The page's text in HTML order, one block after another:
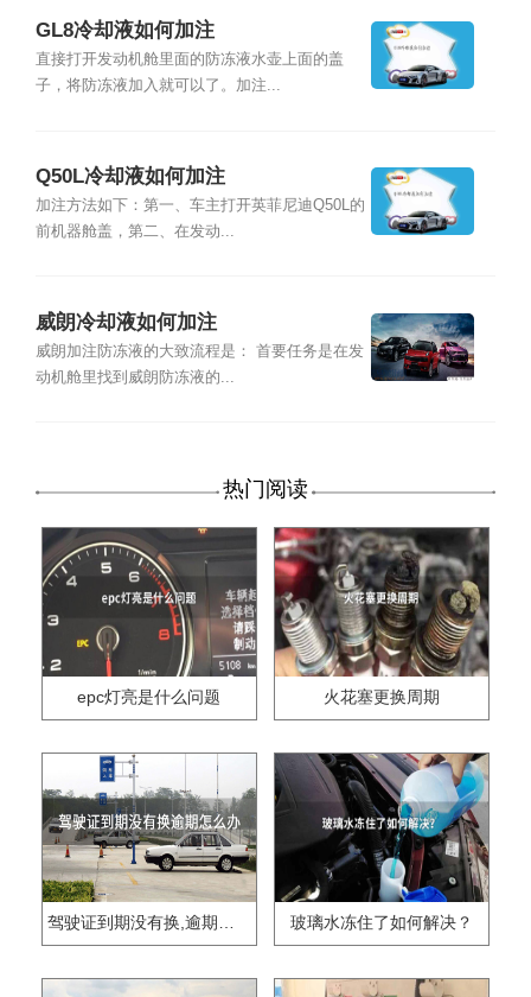
GL8冷却液如何加注
直接打开发动机舱里面的防冻液水壶上面的盖
子，将防冻液加入就可以了。加注...
Q50L冷却液如何加注
加注方法如下：第一、车主打开英菲尼迪Q50L的
前机器舱盖，第二、在发动...
威朗冷却液如何加注
威朗加注防冻液的大致流程是： 首要任务是在发
动机舱里找到威朗防冻液的...
热门阅读
epc灯亮是什么问题 火花塞更换周期
驾驶证到期没有换,逾期怎么办?? 玻璃水冻住了如何解决？